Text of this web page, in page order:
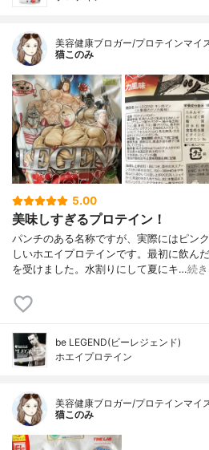
美容健康ブロガー/プロテインマイ
猫このみ
5.00
美味しすぎるプロテイン！
パンチのある名称ですが、実際にはピン
しいホエイプロテインです。最初に飲ん
を受けました。水割りにして夏にキ…続
be LEGEND(ビーレジェンド)
ホエイプロテイン
美容健康ブロガー/プロテインマイ
猫このみ